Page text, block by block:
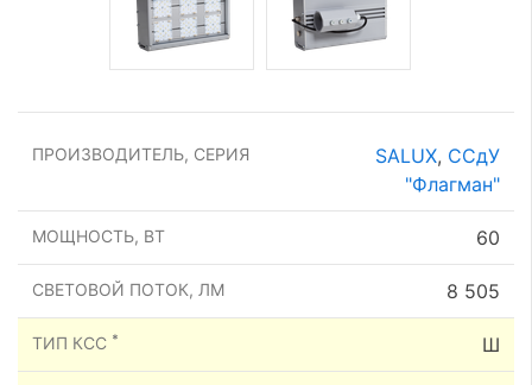
ПРОИЗВОДИТЕЛЬ, СЕРИЯ SALUX, ССдУ
"Флагман"
МОЩНОСТЬ, ВТ 60
СВЕТОВОЙ ПОТОК, ЛМ 8 505
ТИП КСС * Ш